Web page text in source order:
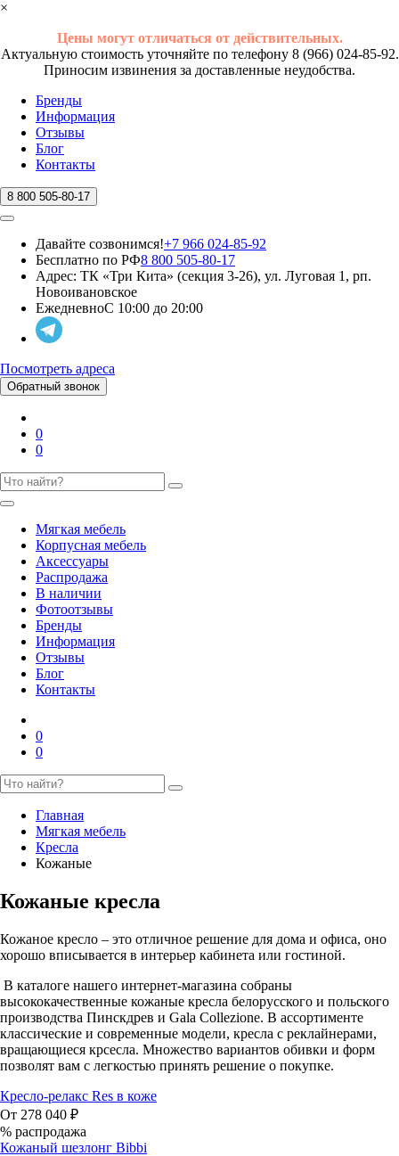
×
Цены могут отличаться от действительных.
Актуальную стоимость уточняйте по телефону 8 (966) 024-85-92.
Приносим извинения за доставленные неудобства.
Бренды
Информация
Отзывы
Блог
Контакты
8 800 505-80-17
Давайте созвонимся!+7 966 024-85-92
Бесплатно по РФ8 800 505-80-17
Адрес: ТК «Три Кита» (секция 3-26), ул. Луговая 1, рп.
Новоивановское
ЕжедневноС 10:00 до 20:00
Посмотреть адреса
Обратный звонок
0
0
Мягкая мебель
Корпусная мебель
Аксессуары
Распродажа
В наличии
Фотоотзывы
Бренды
Информация
Отзывы
Блог
Контакты
0
0
Главная
Мягкая мебель
Кресла
Кожаные
Кожаные кресла
Кожаное кресло – это отличное решение для дома и офиса, оно
хорошо вписывается в интерьер кабинета или гостиной.
В каталоге нашего интернет-магазина собраны
высококачественные кожаные кресла белорусского и польского
производства Пинскдрев и Gala Collezione. В ассортименте
классические и современные модели, кресла с реклайнерами,
вращающиеся крсесла. Множество вариантов обивки и форм
позволят вам с легкостью принять решение о покупке.
Кресло-релакс Res в коже
От 278 040 ₽
% распродажа
Кожаный шезлонг Bibbi